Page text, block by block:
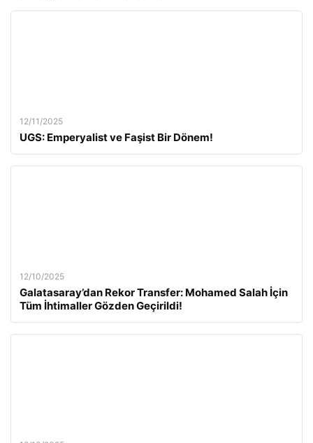
12/11/2025
UGS: Emperyalist ve Faşist Bir Dönem!
12/10/2025
Galatasaray’dan Rekor Transfer: Mohamed Salah İçin
Tüm İhtimaller Gözden Geçirildi!